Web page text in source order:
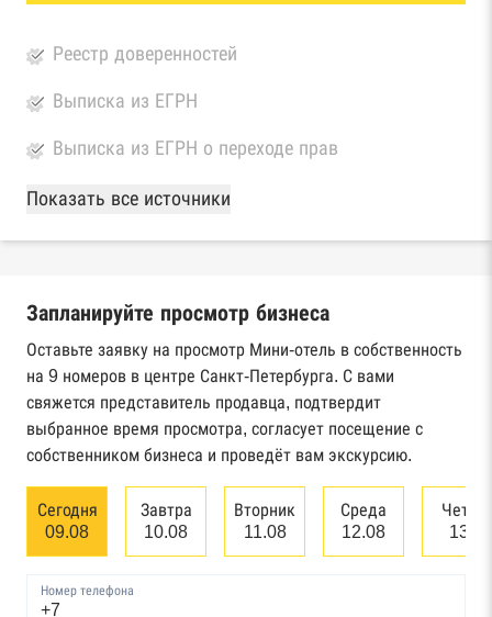
Реестр доверенностей
Выписка из ЕГРН
Выписка из ЕГРН о переходе прав
База Росстата
Реестры ЕГРЮЛ и ЕГРИП Федеральной
Реестр государственных контрактов
Федерального казначейства
Картотека арбитражных дел Высшего
арбитражного суда
Единый федеральный реестр сведений о
банкротстве юридических лиц
Показать все источники
Запланируйте просмотр бизнеса
Оставьте заявку на просмотр Мини-отель в собственность
на 9 номеров в центре Санкт-Петербурга. С вами
свяжется представитель продавца, подтвердит
выбранное время просмотра, согласует посещение с
собственником бизнеса и проведёт вам экскурсию.
Сегодня
09.08
Завтра
10.08
Вторник
11.08
Среда
12.08
13.08
Номер телефона